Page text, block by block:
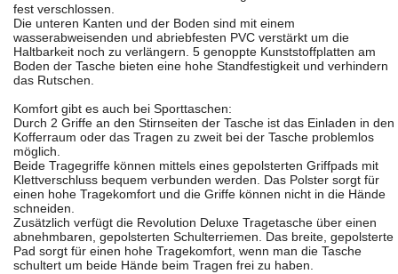
fest verschlossen.
Die unteren Kanten und der Boden sind mit einem
wasserabweisenden und abriebfesten PVC verstärkt um die
Haltbarkeit noch zu verlängern. 5 genoppte Kunststoffplatten am
Boden der Tasche bieten eine hohe Standfestigkeit und verhindern
das Rutschen.
Komfort gibt es auch bei Sporttaschen:
Durch 2 Griffe an den Stirnseiten der Tasche ist das Einladen in den
Kofferraum oder das Tragen zu zweit bei der Tasche problemlos
möglich.
Beide Tragegriffe können mittels eines gepolsterten Griffpads mit
Klettverschluss bequem verbunden werden. Das Polster sorgt für
einen hohe Tragekomfort und die Griffe können nicht in die Hände
schneiden.
Zusätzlich verfügt die Revolution Deluxe Tragetasche über einen
abnehmbaren, gepolsterten Schulterriemen. Das breite, gepolsterte
Pad sorgt für einen hohe Tragekomfort, wenn man die Tasche
schultert um beide Hände beim Tragen frei zu haben.